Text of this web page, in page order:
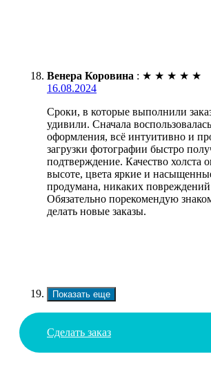
Венера Коровина : ★ ★ ★ ★ ★
16.08.2024
Сроки, в которые выполнили
удивили. Сначала
оформления, всё интуитивно и
загрузки фотографии быстро
подтверждение. Качество холста
высоте, цвета яркие и
продумана, никаких повреждений
Обязательно порекомендую
делать новые заказы.
Показать еще
Сделать заказ